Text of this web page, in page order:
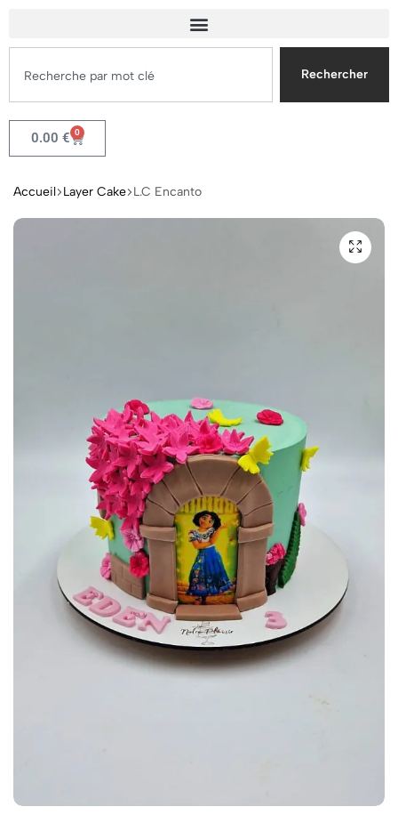
Rechercher
0.00 € 0
Accueil Layer Cake L.C Encanto